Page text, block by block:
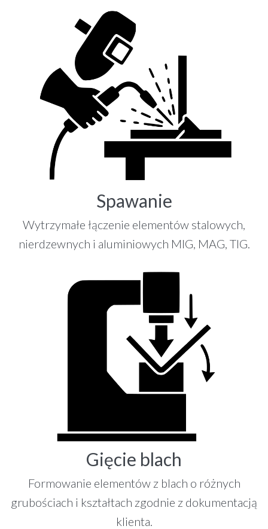
Spawanie
Wytrzymałe łączenie elementów stalowych,
nierdzewnych i aluminiowych MIG, MAG, TIG.
Gięcie blach
Formowanie elementów z blach o różnych
grubościach i kształtach zgodnie z dokumentacją
klienta.